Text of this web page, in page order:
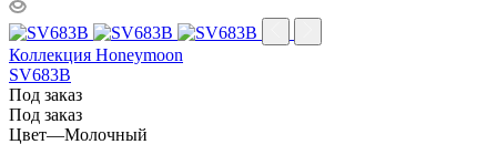
Коллекция Honeymoon
SV683B
Под заказ
Под заказ
Цвет—Молочный